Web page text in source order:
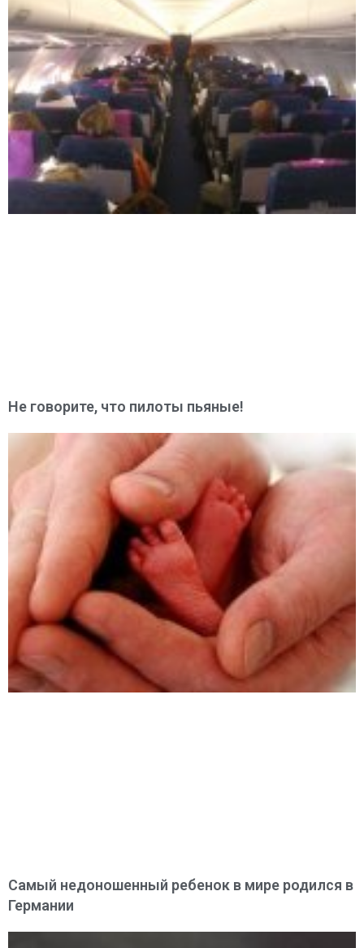
Не говорите, что пилоты пьяные!
Самый недоношенный ребенок в мире родился в
Германии